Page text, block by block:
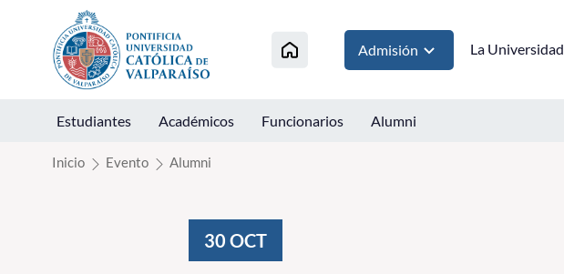
Click acá para ir directamente al contenido
Admisión La Universidad
Estudiantes Académicos Funcionarios Alumni
Inicio Evento Alumni
30 OCT